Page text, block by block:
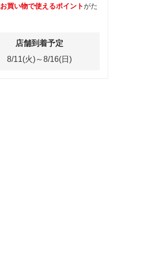
お買い物で使えるポイントがた
店舗到着予定
8/11(火)～8/16(日)